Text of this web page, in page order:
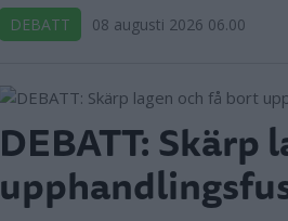
DEBATT 08 augusti 2026 06.00
DEBATT: Skärp